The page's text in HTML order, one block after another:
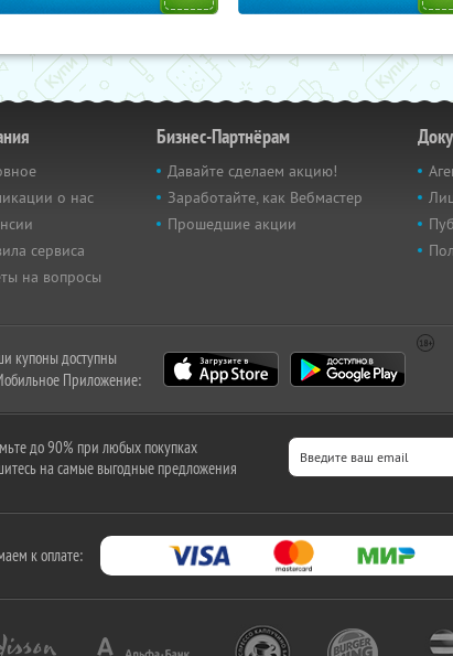
о нас
сервиса
на вопросы
Бизнес-Партнёрам
Давайте сделаем акцию!
Заработайте, как Вебмастер
Прошедшие акции
купоны доступны
Приложение:
до 90% при любых покупках
на самые выгодные предложения
к оплате: